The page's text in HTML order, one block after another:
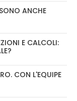
ANCHE
E CALCOLI:
CON L'EQUIPE